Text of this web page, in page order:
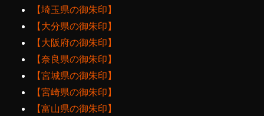
【埼玉県の御朱印】
【大分県の御朱印】
【大阪府の御朱印】
【奈良県の御朱印】
【宮城県の御朱印】
【宮崎県の御朱印】
【富山県の御朱印】